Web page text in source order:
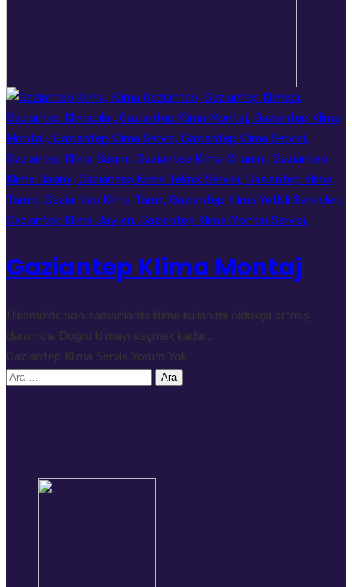
Gaziantep Klima Montaj
Ülkemizde son zamanlarda klima kullanımı oldukça artmış
durumda. Doğru klimayı seçmek kadar...
Gaziantep Klima Servis Yorum Yok
Arama: